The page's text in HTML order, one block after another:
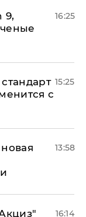
9,
16:25
с
15:25
13:58
16:14